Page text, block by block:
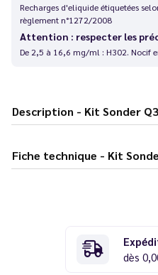
Recharges d'eliquide étiquetées
règlement n°1272/2008
Attention : respecter les
De 2,5 à 16,6 mg/ml : H302. Nocif
Description - Kit
Fiche technique
dès